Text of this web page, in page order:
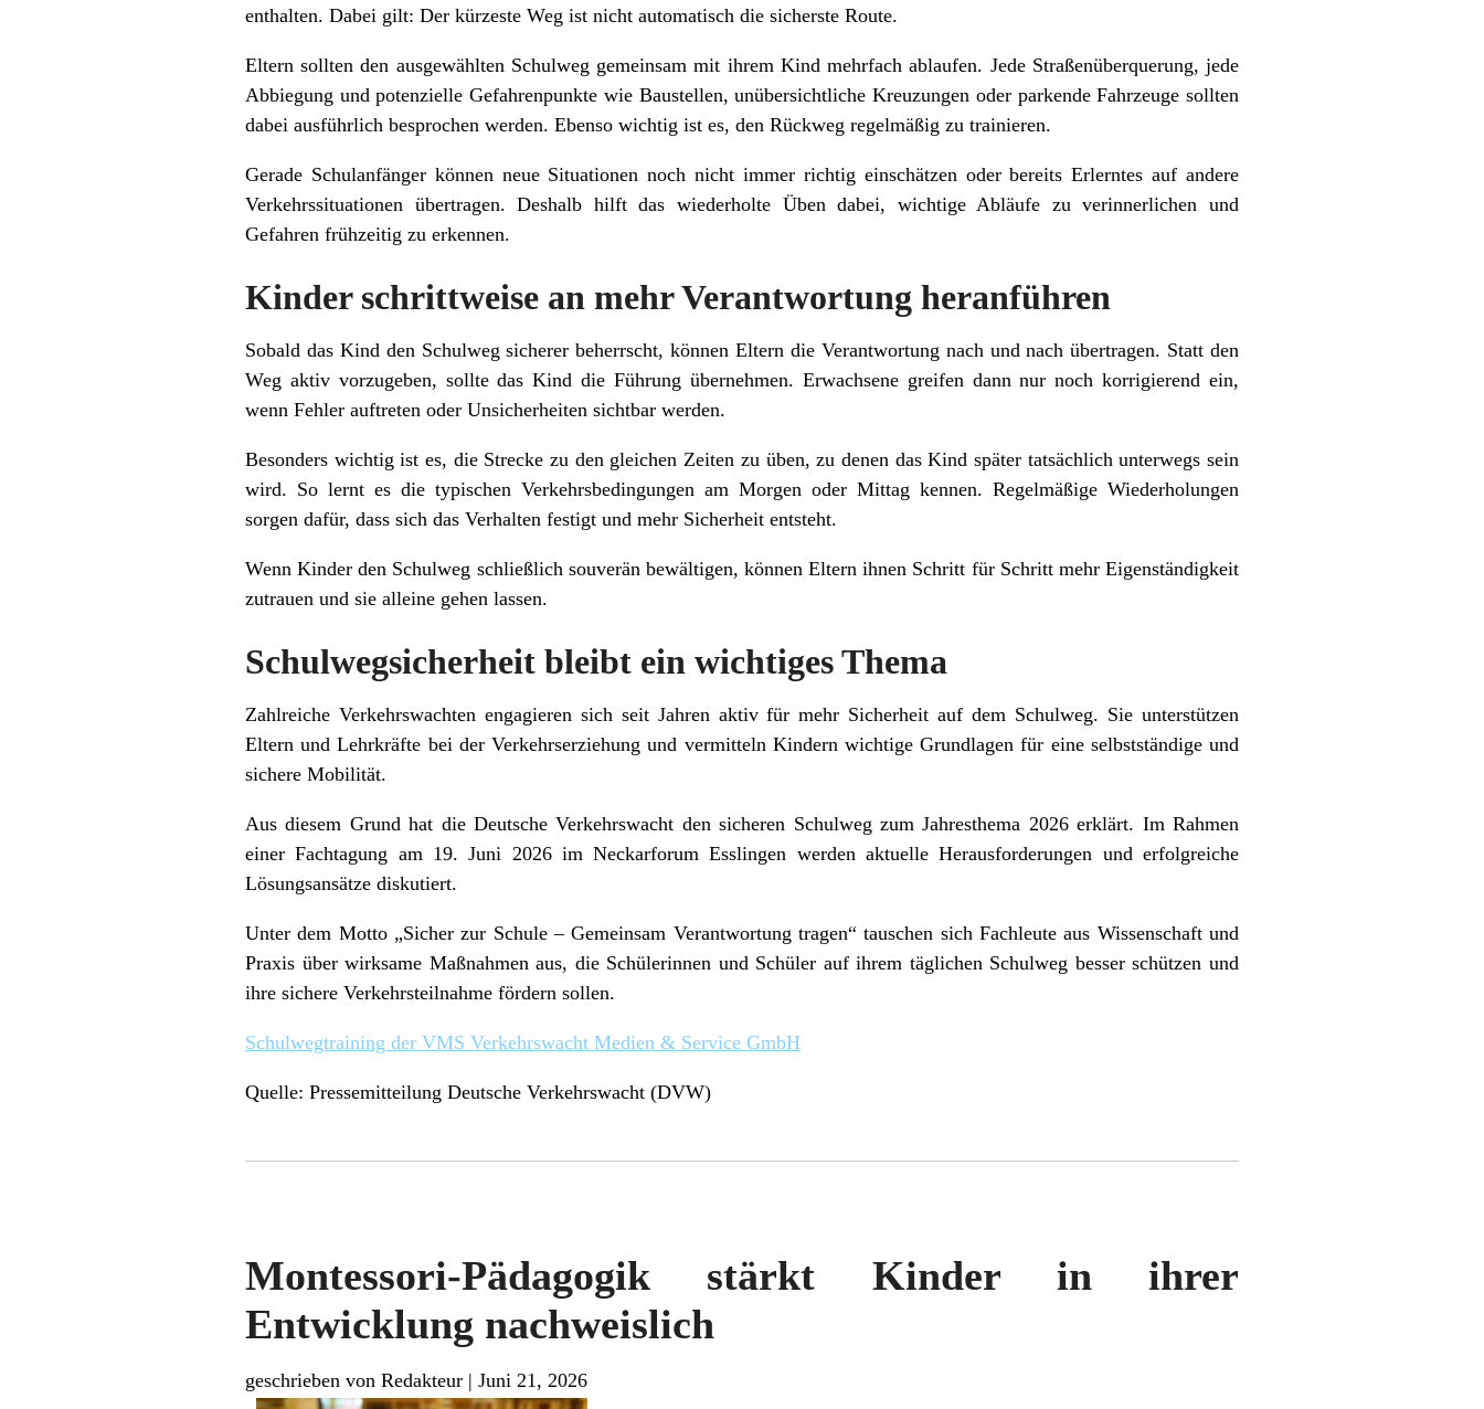
enthalten. Dabei gilt: Der kürzeste Weg ist nicht automatisch die sicherste Route.
Eltern sollten den ausgewählten Schulweg gemeinsam mit ihrem Kind mehrfach ablaufen. Jede Straßenüberquerung, jede
Abbiegung und potenzielle Gefahrenpunkte wie Baustellen, unübersichtliche Kreuzungen oder parkende Fahrzeuge sollten
dabei ausführlich besprochen werden. Ebenso wichtig ist es, den Rückweg regelmäßig zu trainieren.
Gerade Schulanfänger können neue Situationen noch nicht immer richtig einschätzen oder bereits Erlerntes auf andere
Verkehrssituationen übertragen. Deshalb hilft das wiederholte Üben dabei, wichtige Abläufe zu verinnerlichen und
Gefahren frühzeitig zu erkennen.
Kinder schrittweise an mehr Verantwortung heranführen
Sobald das Kind den Schulweg sicherer beherrscht, können Eltern die Verantwortung nach und nach übertragen. Statt den
Weg aktiv vorzugeben, sollte das Kind die Führung übernehmen. Erwachsene greifen dann nur noch korrigierend ein,
wenn Fehler auftreten oder Unsicherheiten sichtbar werden.
Besonders wichtig ist es, die Strecke zu den gleichen Zeiten zu üben, zu denen das Kind später tatsächlich unterwegs sein
wird. So lernt es die typischen Verkehrsbedingungen am Morgen oder Mittag kennen. Regelmäßige Wiederholungen
sorgen dafür, dass sich das Verhalten festigt und mehr Sicherheit entsteht.
Wenn Kinder den Schulweg schließlich souverän bewältigen, können Eltern ihnen Schritt für Schritt mehr Eigenständigkeit
zutrauen und sie alleine gehen lassen.
Schulwegsicherheit bleibt ein wichtiges Thema
Zahlreiche Verkehrswachten engagieren sich seit Jahren aktiv für mehr Sicherheit auf dem Schulweg. Sie unterstützen
Eltern und Lehrkräfte bei der Verkehrserziehung und vermitteln Kindern wichtige Grundlagen für eine selbstständige und
sichere Mobilität.
Aus diesem Grund hat die Deutsche Verkehrswacht den sicheren Schulweg zum Jahresthema 2026 erklärt. Im Rahmen
einer Fachtagung am 19. Juni 2026 im Neckarforum Esslingen werden aktuelle Herausforderungen und erfolgreiche
Lösungsansätze diskutiert.
Unter dem Motto „Sicher zur Schule – Gemeinsam Verantwortung tragen“ tauschen sich Fachleute aus Wissenschaft und
Praxis über wirksame Maßnahmen aus, die Schülerinnen und Schüler auf ihrem täglichen Schulweg besser schützen und
ihre sichere Verkehrsteilnahme fördern sollen.
Schulwegtraining der VMS Verkehrswacht Medien & Service GmbH
Quelle: Pressemitteilung Deutsche Verkehrswacht (DVW)
Montessori-Pädagogik stärkt Kinder in ihrer
Entwicklung nachweislich
geschrieben von Redakteur | Juni 21, 2026